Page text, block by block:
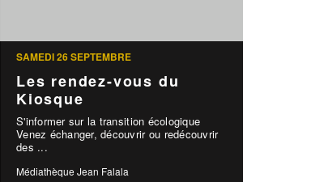
SAMEDI 26 SEPTEMBRE
Les rendez-vous du
Kiosque
S'informer sur la transition écologique
Venez échanger, découvrir ou redécouvrir
des ...
Médiathèque Jean Falala